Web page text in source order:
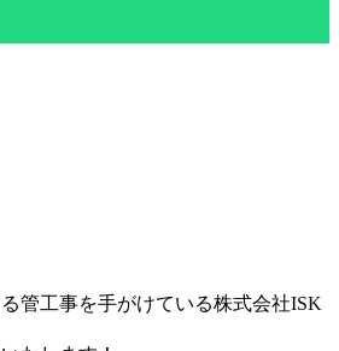
管工事を手がけている株式会社ISK